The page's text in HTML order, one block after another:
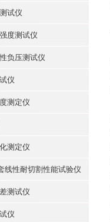
试仪
度测试仪
负压测试仪
仪
测定仪
测定仪
线性耐切割性能试验仪
测试仪
仪